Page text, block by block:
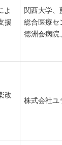
よ
援
関西大学、
総合医療セ
徳洲会病院
改
株式会社ユ